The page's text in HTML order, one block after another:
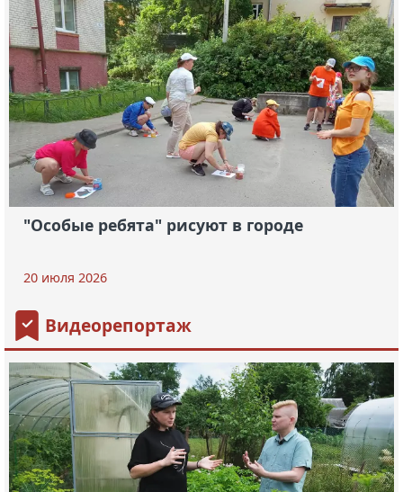
"Особые ребята" рисуют в городе
20 июля 2026
Видеорепортаж